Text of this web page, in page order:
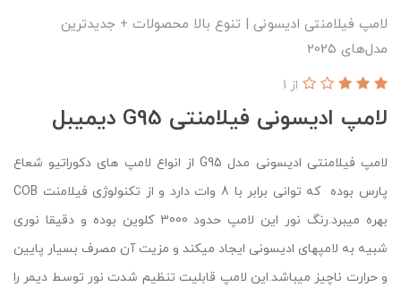
لامپ فیلامنتی ادیسونی | تنوع بالا محصولات + جدیدترین
مدل‌های 2025
لامپ ادیسونی فیلامنتی G95 دیمیبل
از 1
لامپ فیلامنتی ادیسونی مدل G95 از انواع لامپ های دکوراتیو شعاع
پارس بوده که توانی برابر با 8 وات دارد و از تکنولوژی فیلامنت COB
بهره میبرد.رنگ نور این لامپ حدود 3000 کلوین بوده و دقیقا نوری
شبیه به لامپهای ادیسونی ایجاد میکند و مزیت آن مصرف بسیار پایین
و حرارت ناچیز میباشد.این لامپ قابلیت تنظیم شدت نور توسط دیمر را